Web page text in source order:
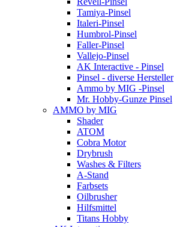
Tamiya-Pinsel
Italeri-Pinsel
Humbrol-Pinsel
Faller-Pinsel
Vallejo-Pinsel
AK Interactive - Pinsel
Pinsel - diverse Hersteller
Ammo by MIG -Pinsel
Mr. Hobby-Gunze Pinsel
AMMO by MIG
Shader
ATOM
Cobra Motor
Drybrush
Washes & Filters
A-Stand
Farbsets
Oilbrusher
Hilfsmittel
Titans Hobby